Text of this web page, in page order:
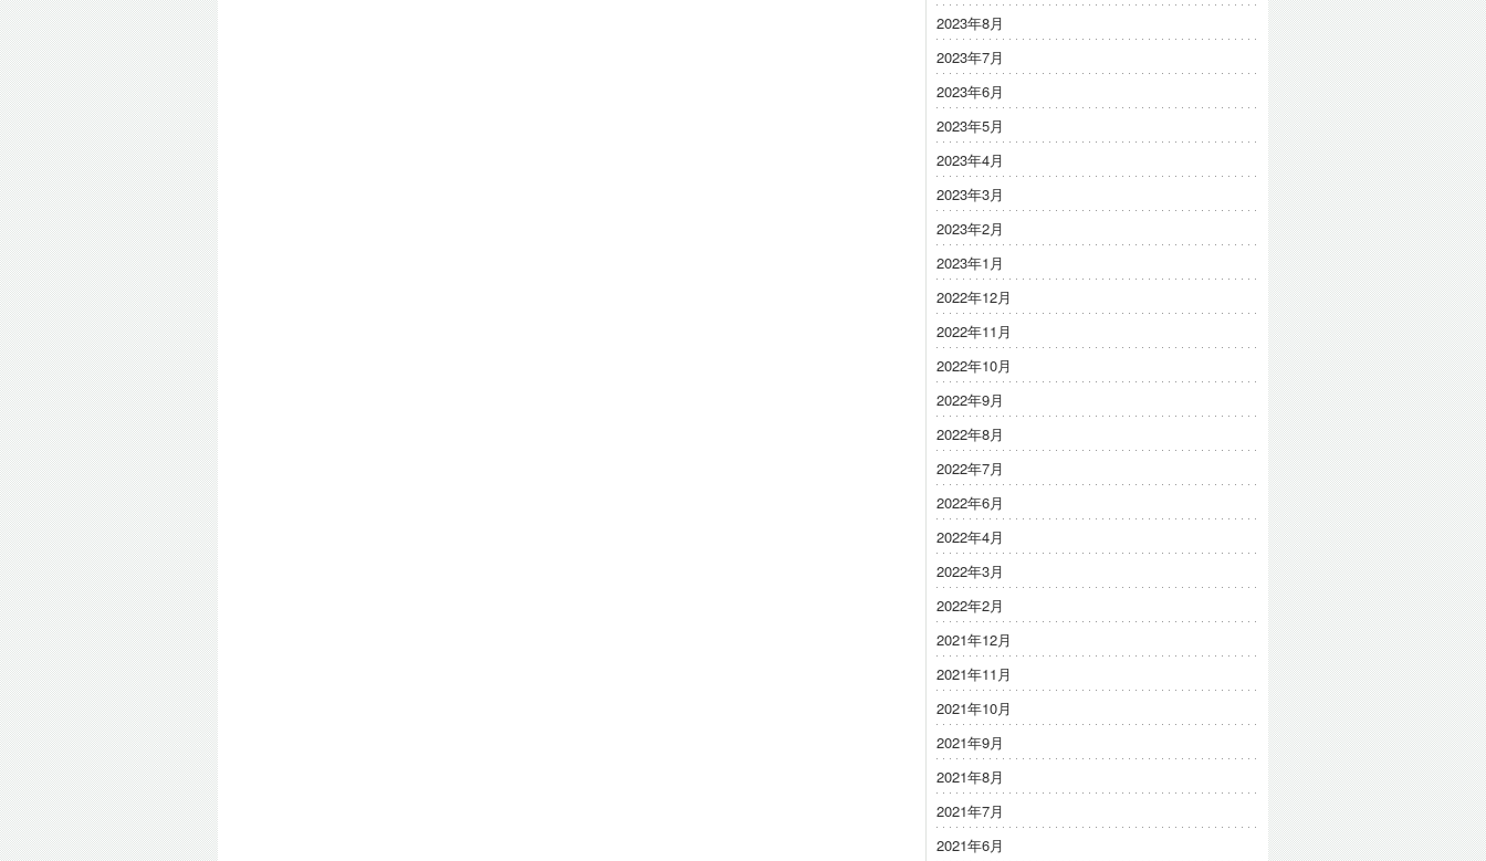
2023年8月
2023年7月
2023年6月
2023年5月
2023年4月
2023年3月
2023年2月
2023年1月
2022年12月
2022年11月
2022年10月
2022年9月
2022年8月
2022年7月
2022年6月
2022年4月
2022年3月
2022年2月
2021年12月
2021年11月
2021年10月
2021年9月
2021年8月
2021年7月
2021年6月